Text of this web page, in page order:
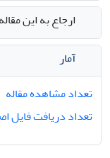
ارجاع به این مقاله
آمار
تعداد مشاهده مقاله
تعداد دریافت فایل